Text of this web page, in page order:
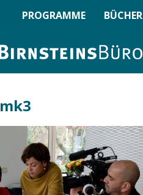
PROGRAMME BÜCHER
mk3